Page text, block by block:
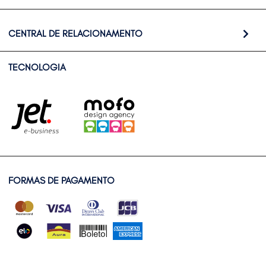
CENTRAL DE RELACIONAMENTO
TECNOLOGIA
FORMAS DE PAGAMENTO